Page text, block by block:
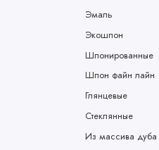
Эмаль
Экошпон
Шпонированные
Шпон файн лайн
Глянцевые
Стеклянные
Из массива дуба